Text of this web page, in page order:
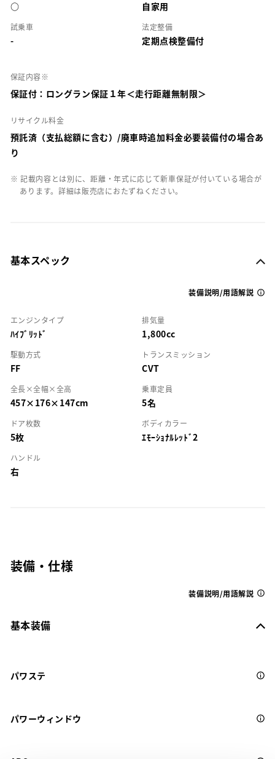
○ 自家用
試乗車
-
法定整備
定期点検整備付
保証内容※
保証付：ロングラン保証１年＜走行距離無制限＞
リサイクル料金
預託済（支払総額に含む）/廃車時追加料金必要装備付の場合あ
り
※ 記載内容とは別に、距離・年式に応じて新車保証が付いている場合が
あります。詳細は販売店におたずねください。
基本スペック
装備説明/用語解説
エンジンタイプ
ﾊｲﾌﾞﾘｯﾄﾞ
排気量
1,800cc
駆動方式
FF
トランスミッション
CVT
全長×全幅×全高
457×176×147cm
乗車定員
5名
ドア枚数
5枚
ボディカラー
ｴﾓｰｼｮﾅﾙﾚｯﾄﾞ2
ハンドル
右
装備・仕様
装備説明/用語解説
基本装備
パワステ
パワーウィンドウ